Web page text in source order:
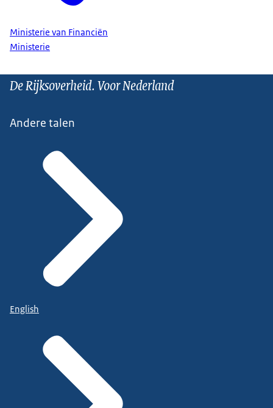
Ministerie van Financiën
Ministerie
De Rijksoverheid. Voor Nederland
Andere talen
English